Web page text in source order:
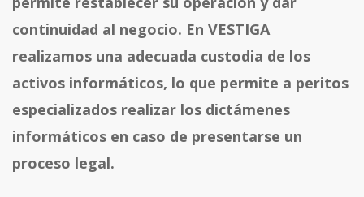
continuidad al negocio. En VESTIGA
realizamos una adecuada custodia de los
activos informáticos, lo que permite a peritos
especializados realizar los dictámenes
informáticos en caso de presentarse un
proceso legal.